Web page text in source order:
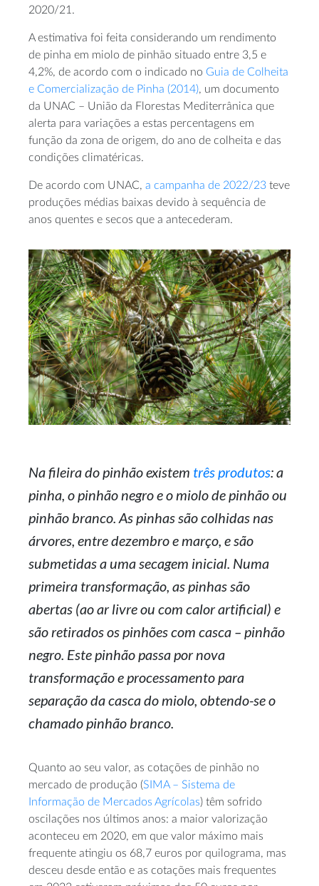
2020/21.
A estimativa foi feita considerando um rendimento
de pinha em miolo de pinhão situado entre 3,5 e
4,2%, de acordo com o indicado no Guia de Colheita
e Comercialização de Pinha (2014), um documento
da UNAC – União da Florestas Mediterrânica que
alerta para variações a estas percentagens em
função da zona de origem, do ano de colheita e das
condições climatéricas.
De acordo com UNAC, a campanha de 2022/23 teve
produções médias baixas devido à sequência de
anos quentes e secos que a antecederam.
Na fileira do pinhão existem três produtos: a
pinha, o pinhão negro e o miolo de pinhão ou
pinhão branco. As pinhas são colhidas nas
árvores, entre dezembro e março, e são
submetidas a uma secagem inicial. Numa
primeira transformação, as pinhas são
abertas (ao ar livre ou com calor artificial) e
são retirados os pinhões com casca – pinhão
negro. Este pinhão passa por nova
transformação e processamento para
separação da casca do miolo, obtendo-se o
chamado pinhão branco.
Quanto ao seu valor, as cotações de pinhão no
mercado de produção (SIMA – Sistema de
Informação de Mercados Agrícolas) têm sofrido
oscilações nos últimos anos: a maior valorização
aconteceu em 2020, em que valor máximo mais
frequente atingiu os 68,7 euros por quilograma, mas
desceu desde então e as cotações mais frequentes